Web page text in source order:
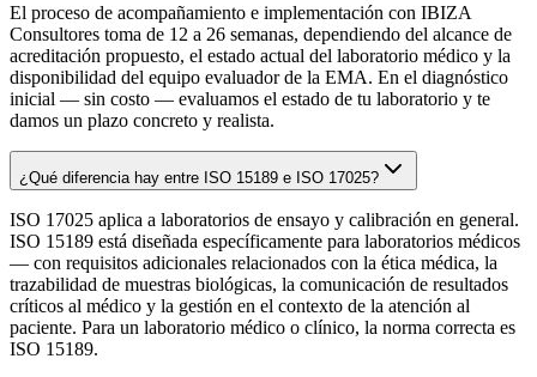
El proceso de acompañamiento e implementación con IBIZA
Consultores toma de 12 a 26 semanas, dependiendo del alcance de
acreditación propuesto, el estado actual del laboratorio médico y la
disponibilidad del equipo evaluador de la EMA. En el diagnóstico
inicial — sin costo — evaluamos el estado de tu laboratorio y te
damos un plazo concreto y realista.
¿Qué diferencia hay entre ISO 15189 e ISO 17025?
ISO 17025 aplica a laboratorios de ensayo y calibración en general.
ISO 15189 está diseñada específicamente para laboratorios médicos
— con requisitos adicionales relacionados con la ética médica, la
trazabilidad de muestras biológicas, la comunicación de resultados
críticos al médico y la gestión en el contexto de la atención al
paciente. Para un laboratorio médico o clínico, la norma correcta es
ISO 15189.